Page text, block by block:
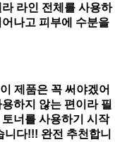
라인 전체를 사용하
나고 피부에 수분을
제품은 꼭 써야겠어
하지 않는 편이라 필
너를 사용하기 시작
니다!!! 완전 추천합니